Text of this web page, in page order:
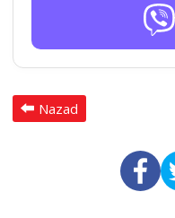
Nazad